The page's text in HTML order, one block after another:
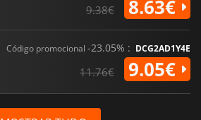
9.38€ 8.63€
Código promocional -23.05% : DCG2AD1Y4E
11.76€ 9.05€